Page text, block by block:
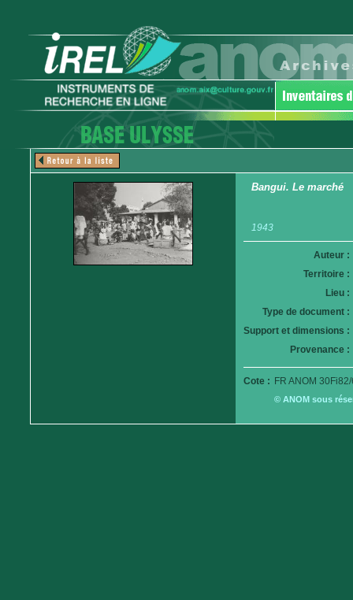
Bangui. Le marché
1943
Auteur :
Territoire :
Lieu :
Type de document :
Support et dimensions :
Provenance :
Cote : FR ANOM
© ANOM sous